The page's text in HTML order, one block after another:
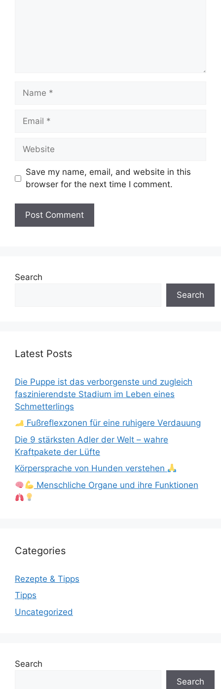
Name
Email
Website
Save my name, email, and website in this
browser for the next time I comment.
Search
Search
Latest Posts
Die Puppe ist das verborgenste und zugleich
faszinierendste Stadium im Leben eines
Schmetterlings
Fußreflexzonen für eine ruhigere Verdauung
Die 9 stärksten Adler der Welt – wahre
Kraftpakete der Lüfte
Körpersprache von Hunden verstehen
Menschliche Organe und ihre Funktionen
Categories
Rezepte & Tipps
Tipps
Uncategorized
Search
Search